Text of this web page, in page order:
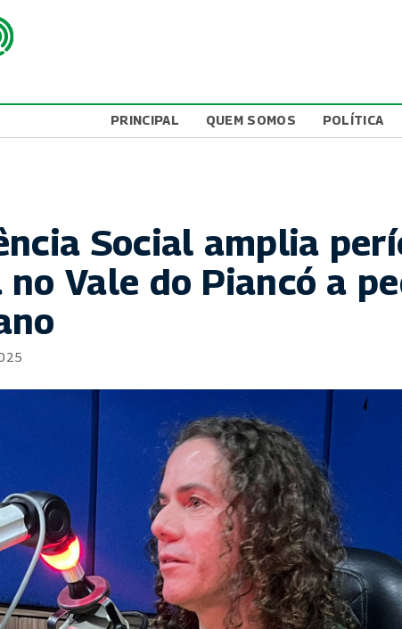
PRINCIPAL QUEM SOMOS POLÍTICA
Social amplia
no Vale do Piancó a